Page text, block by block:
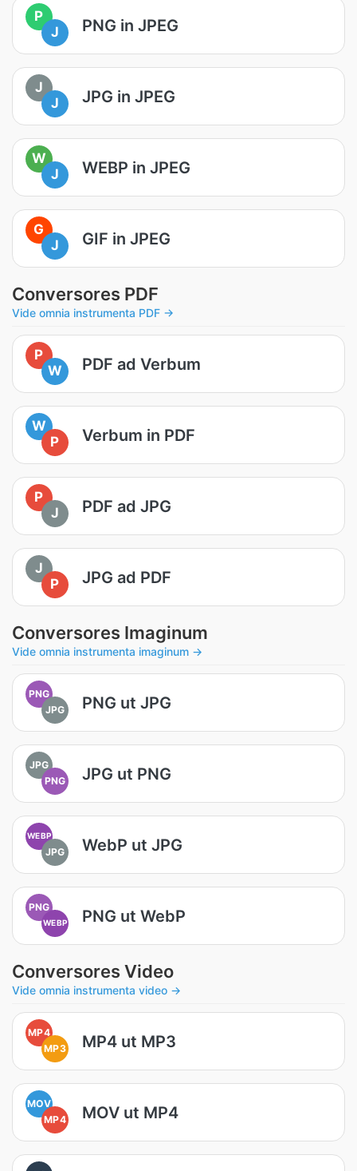
P
J
PNG in JPEG
J
J
JPG in JPEG
W
J
WEBP in JPEG
G
J
GIF in JPEG
Conversores PDF
Vide omnia instrumenta PDF →
P
W
PDF ad Verbum
W
P
Verbum in PDF
P
J
PDF ad JPG
J
P
JPG ad PDF
Conversores Imaginum
Vide omnia instrumenta imaginum →
PNG
JPG
PNG ut JPG
JPG
PNG
JPG ut PNG
WEBP
JPG WebP ut JPG
PNG
WEBP PNG ut WebP
Conversores Video
Vide omnia instrumenta video →
MP4
MP3
MP4 ut MP3
MOV
MP4
MOV ut MP4